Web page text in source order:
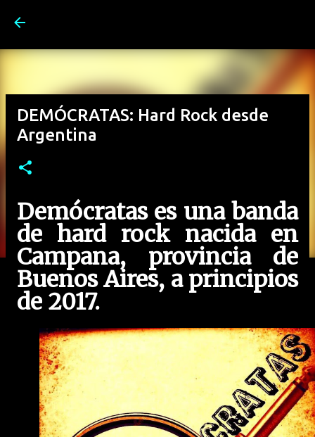
DEMÓCRATAS: Hard Rock desde
Argentina
Demócratas es una banda
de hard rock nacida en
Campana, provincia de
Buenos Aires, a principios
de 2017.